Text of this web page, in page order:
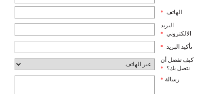
الهاتف *
البريد
الالكتروني *
تأكيد البريد *
كيف تفضل أن
نتصل بك؟ *
رسالة *